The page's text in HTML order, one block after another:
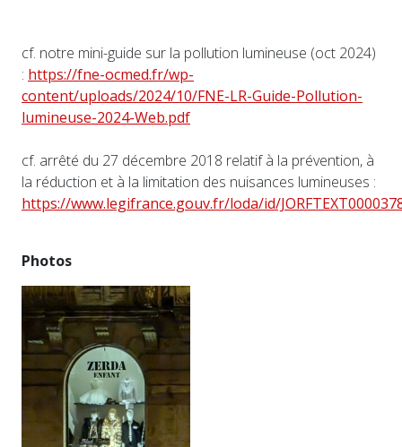
cf. notre mini-guide sur la pollution lumineuse (oct 2024)
: https://fne-ocmed.fr/wp-
content/uploads/2024/10/FNE-LR-Guide-Pollution-
lumineuse-2024-Web.pdf
cf. arrêté du 27 décembre 2018 relatif à la prévention, à
la réduction et à la limitation des nuisances lumineuses :
https://www.legifrance.gouv.fr/loda/id/
Photos